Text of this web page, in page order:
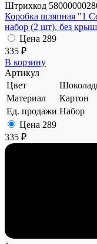
Штрихкод
Коробка шляпная "1
набор (2 шт), без
Цена 289
335 ₽
В корзину
Артикул
Цвет
Материал
Картон
Ед. продажи Набор
Цена 289
335 ₽